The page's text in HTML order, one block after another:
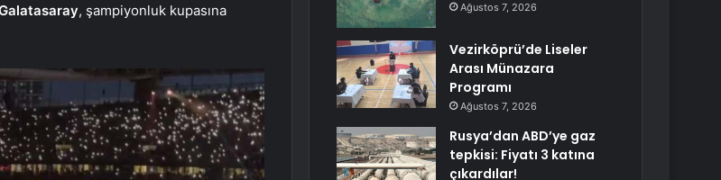
, şampiyonluk kupasına
Ağustos 7, 2026
Vezirköprü’de Liseler
Arası Münazara
Programı
Ağustos 7, 2026
Rusya’dan ABD’ye gaz
tepkisi: Fiyatı 3 katına
çıkardılar!